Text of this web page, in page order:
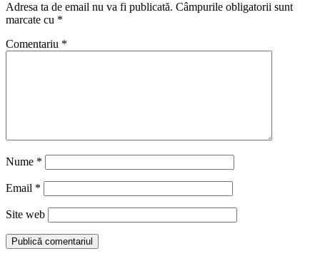
Adresa ta de email nu va fi publicată. Câmpurile obligatorii sunt
marcate cu *
Comentariu *
Nume *
Email *
Site web